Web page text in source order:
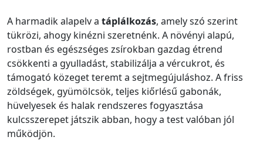
A harmadik alapelv a táplálkozás, amely szó szerint
tükrözi, ahogy kinézni szeretnénk. A növényi alapú,
rostban és egészséges zsírokban gazdag étrend
csökkenti a gyulladást, stabilizálja a vércukrot, és
támogató közeget teremt a sejtmegújuláshoz. A friss
zöldségek, gyümölcsök, teljes kiőrlésű gabonák,
hüvelyesek és halak rendszeres fogyasztása
kulcsszerepet játszik abban, hogy a test valóban jól
működjön.